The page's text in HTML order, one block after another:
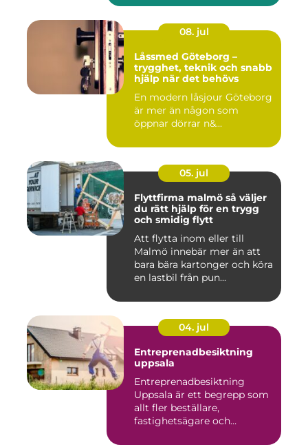
08. jul
Låssmed Göteborg –
trygghet, teknik och snabb
hjälp när det behövs
En modern låsjour Göteborg
är mer än någon som
öppnar dörrar n&...
05. jul
Flyttfirma malmö så väljer
du rätt hjälp för en trygg
och smidig flytt
Att flytta inom eller till
Malmö innebär mer än att
bara bära kartonger och köra
en lastbil från pun...
04. jul
Entreprenadbesiktning
uppsala
Entreprenadbesiktning
Uppsala är ett begrepp som
allt fler beställare,
fastighetsägare och